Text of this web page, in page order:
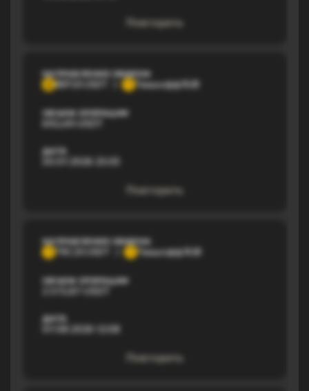
Повторить
НАПРАВЛЕНИЕ ОБМЕНА
BEP20 USDT Тинькофф RUB
ОБЪЕМ ОПЕРАЦИИ
ДАТА
30.07.2026 23:03
Повторить
НАПРАВЛЕНИЕ ОБМЕНА
T
Тинькофф RUB
ОБЪЕМ ОПЕРАЦИИ
ДАТА
07.08.2026 12:08
Повторить